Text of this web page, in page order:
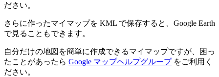
ださい。
さらに作ったマイマップを KML で保存すると、Google Earth
で見ることもできます。
自分だけの地図を簡単に作成できるマイマップですが、困っ
たことがあったら Google マップヘルプグループをご利用く
ださい。